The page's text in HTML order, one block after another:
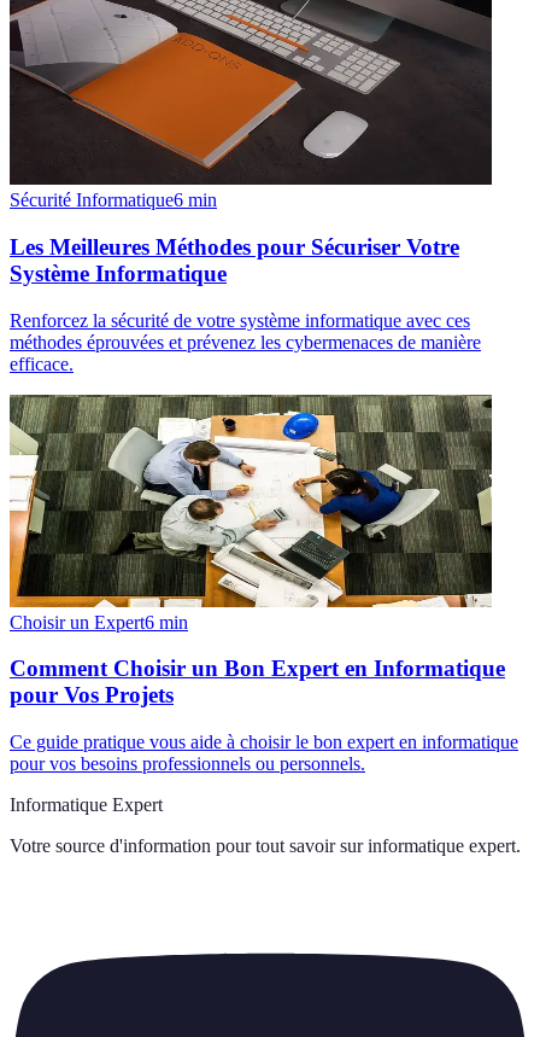
Sécurité Informatique6 min
Les Meilleures Méthodes pour Sécuriser Votre
Système Informatique
Renforcez la sécurité de votre système informatique avec ces
méthodes éprouvées et prévenez les cybermenaces de manière
efficace.
Choisir un Expert6 min
Comment Choisir un Bon Expert en Informatique
pour Vos Projets
Ce guide pratique vous aide à choisir le bon expert en informatique
pour vos besoins professionnels ou personnels.
Informatique Expert
Votre source d'information pour tout savoir sur informatique expert.